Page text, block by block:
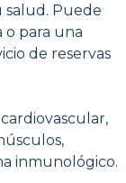
salud. Puede
para una
de reservas
inmunológico.